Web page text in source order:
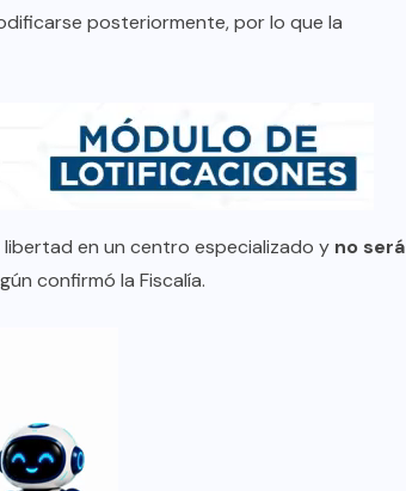
posteriormente, por lo que la
en un centro especializado y no será
confirmó la Fiscalía.